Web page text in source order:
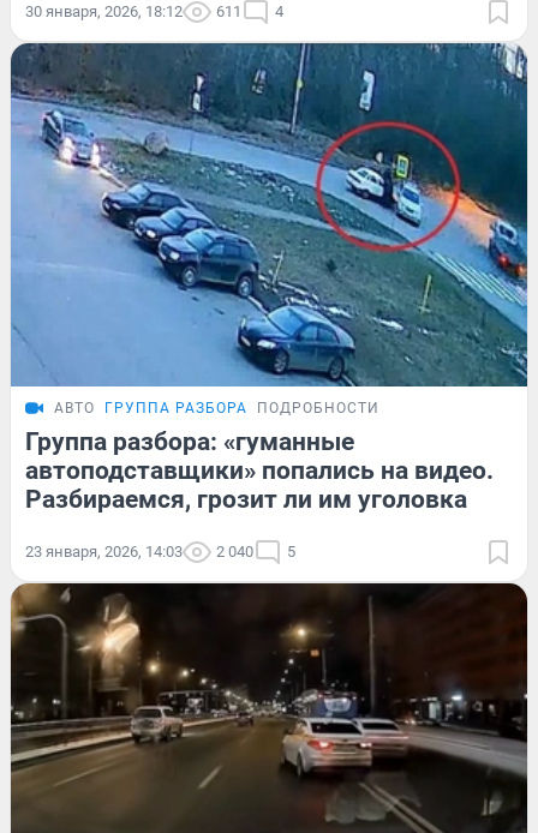
30 января, 2026, 18:12 611 4
АВТО ГРУППА РАЗБОРА ПОДРОБНОСТИ
Группа разбора: «гуманные
автоподставщики» попались на видео.
Разбираемся, грозит ли им уголовка
23 января, 2026, 14:03 2 040 5